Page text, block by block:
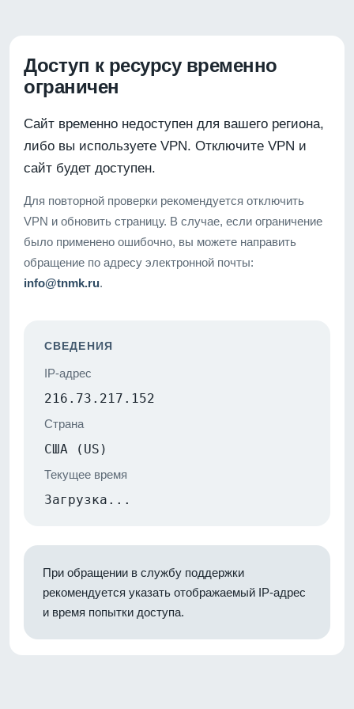
Доступ к ресурсу временно
ограничен
Сайт временно недоступен для вашего региона,
либо вы используете VPN. Отключите VPN и
сайт будет доступен.
Для повторной проверки рекомендуется отключить
VPN и обновить страницу. В случае, если ограничение
было применено ошибочно, вы можете направить
обращение по адресу электронной почты:
info@tnmk.ru.
СВЕДЕНИЯ
IP-адрес
216.73.217.152
Страна
США (US)
Текущее время
Загрузка...
При обращении в службу поддержки
рекомендуется указать отображаемый IP-адрес
и время попытки доступа.